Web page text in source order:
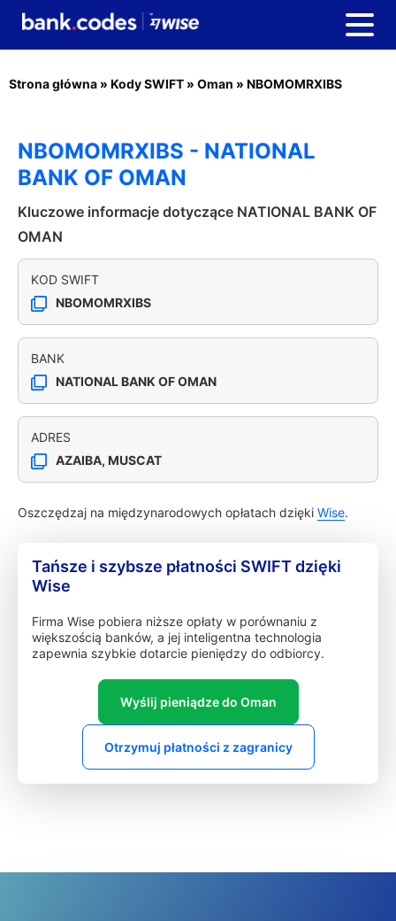
Strona główna » Kody SWIFT » Oman » NBOMOMRXIBS
NBOMOMRXIBS - NATIONAL
BANK OF OMAN
Kluczowe informacje dotyczące NATIONAL BANK OF
OMAN
KOD SWIFT
NBOMOMRXIBS
BANK
NATIONAL BANK OF OMAN
ADRES
AZAIBA, MUSCAT
Oszczędzaj na międzynarodowych opłatach dzięki Wise.
Tańsze i szybsze płatności SWIFT dzięki
Wise
Firma Wise pobiera niższe opłaty w porównaniu z
większością banków, a jej inteligentna technologia
zapewnia szybkie dotarcie pieniędzy do odbiorcy.
Wyślij pieniądze do Oman
Otrzymuj płatności z zagranicy